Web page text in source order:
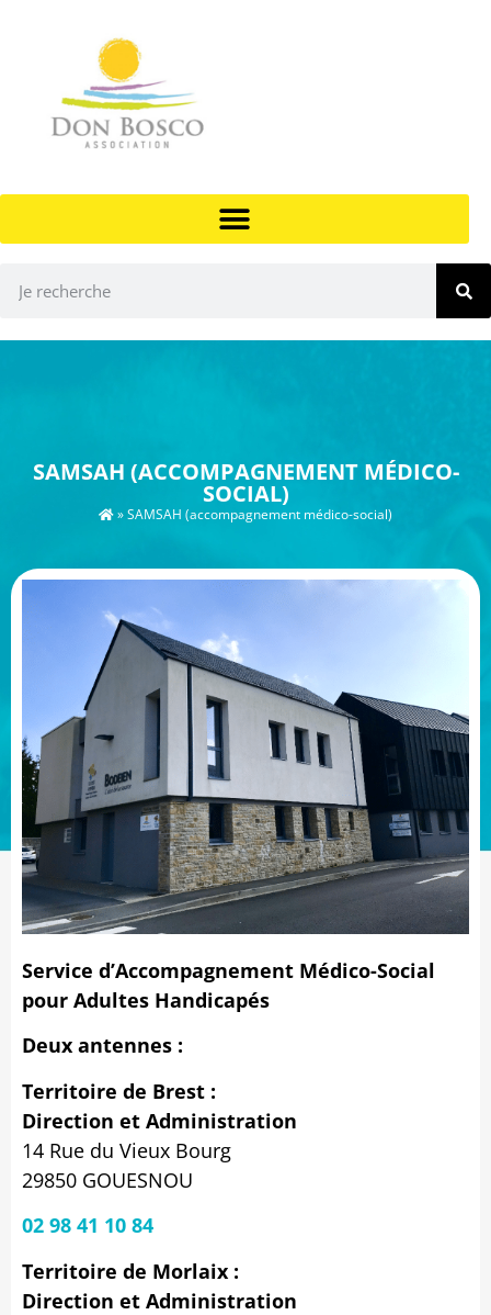
SAMSAH (ACCOMPAGNEMENT MÉDICO-
SOCIAL)
»SAMSAH (accompagnement médico-social)
Service d’Accompagnement Médico-Social
pour Adultes Handicapés
Deux antennes :
Territoire de Brest :
Direction et Administration
14 Rue du Vieux Bourg
29850 GOUESNOU
02 98 41 10 84
Territoire de Morlaix :
Direction et Administration